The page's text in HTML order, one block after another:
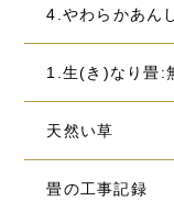
4.やわらかあん
1.生(き)なり畳:
天然い草
畳の工事記録